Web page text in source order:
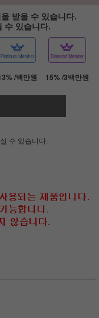
로 페
받을 수 있습니다.
수 있습니다.
/백만원 15% /3백만원
수 있습니다.